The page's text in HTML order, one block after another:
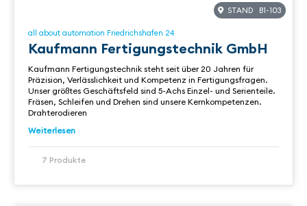
STAND B1-103
all about automation Friedrichshafen 24
Kaufmann Fertigungstechnik GmbH
Kaufmann Fertigungstechnik steht seit über 20 Jahren für
Präzision, Verlässlichkeit und Kompetenz in Fertigungsfragen.
Unser größtes Geschäftsfeld sind 5-Achs Einzel- und Serienteile.
Fräsen, Schleifen und Drehen sind unsere Kernkompetenzen.
Drahterodieren
Weiterlesen
7 Produkte